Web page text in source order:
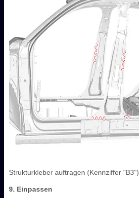
Strukturkleber auftragen (Kennziffer "B3").
9. Einpassen